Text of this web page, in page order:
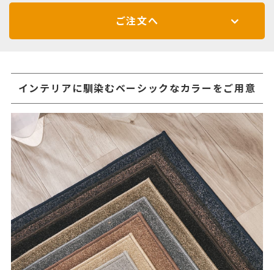
ご注文へ
インテリアに馴染むベーシックなカラーをご用意